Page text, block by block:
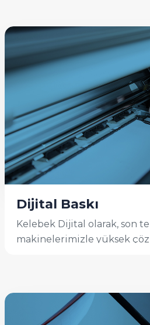
Dijital Baskı
Kelebek Dijital olarak, son
makinelerimizle yüksek